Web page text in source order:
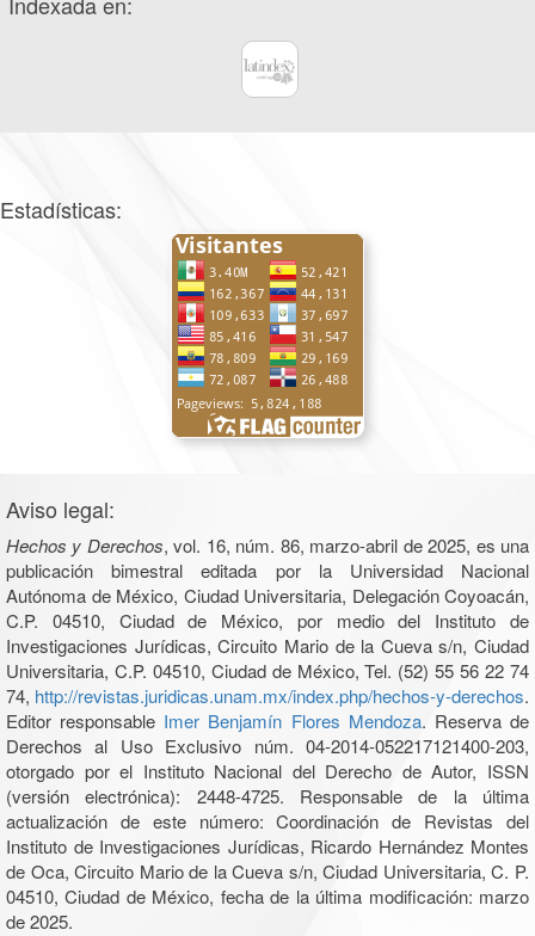
Estadísticas:
Aviso legal:
Hechos y Derechos, vol. 16, núm. 86, marzo-abril de 2025, es una
publicación bimestral editada por la Universidad Nacional
Autónoma de México, Ciudad Universitaria, Delegación Coyoacán,
C.P. 04510, Ciudad de México, por medio del Instituto de
Investigaciones Jurídicas, Circuito Mario de la Cueva s/n, Ciudad
Universitaria, C.P. 04510, Ciudad de México, Tel. (52) 55 56 22 74
74, http://revistas.juridicas.unam.mx/index.php/hechos-y-derechos.
Editor responsable Imer Benjamín Flores Mendoza. Reserva de
Derechos al Uso Exclusivo núm. 04-2014-052217121400-203,
otorgado por el Instituto Nacional del Derecho de Autor, ISSN
(versión electrónica): 2448-4725. Responsable de la última
actualización de este número: Coordinación de Revistas del
Instituto de Investigaciones Jurídicas, Ricardo Hernández Montes
de Oca, Circuito Mario de la Cueva s/n, Ciudad Universitaria, C. P.
04510, Ciudad de México, fecha de la última modificación: marzo
de 2025.